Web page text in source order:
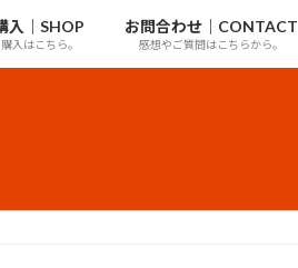
入｜SHOP
入はこちら。
お問合わせ｜CONTACT
感想やご質問はこちらから。